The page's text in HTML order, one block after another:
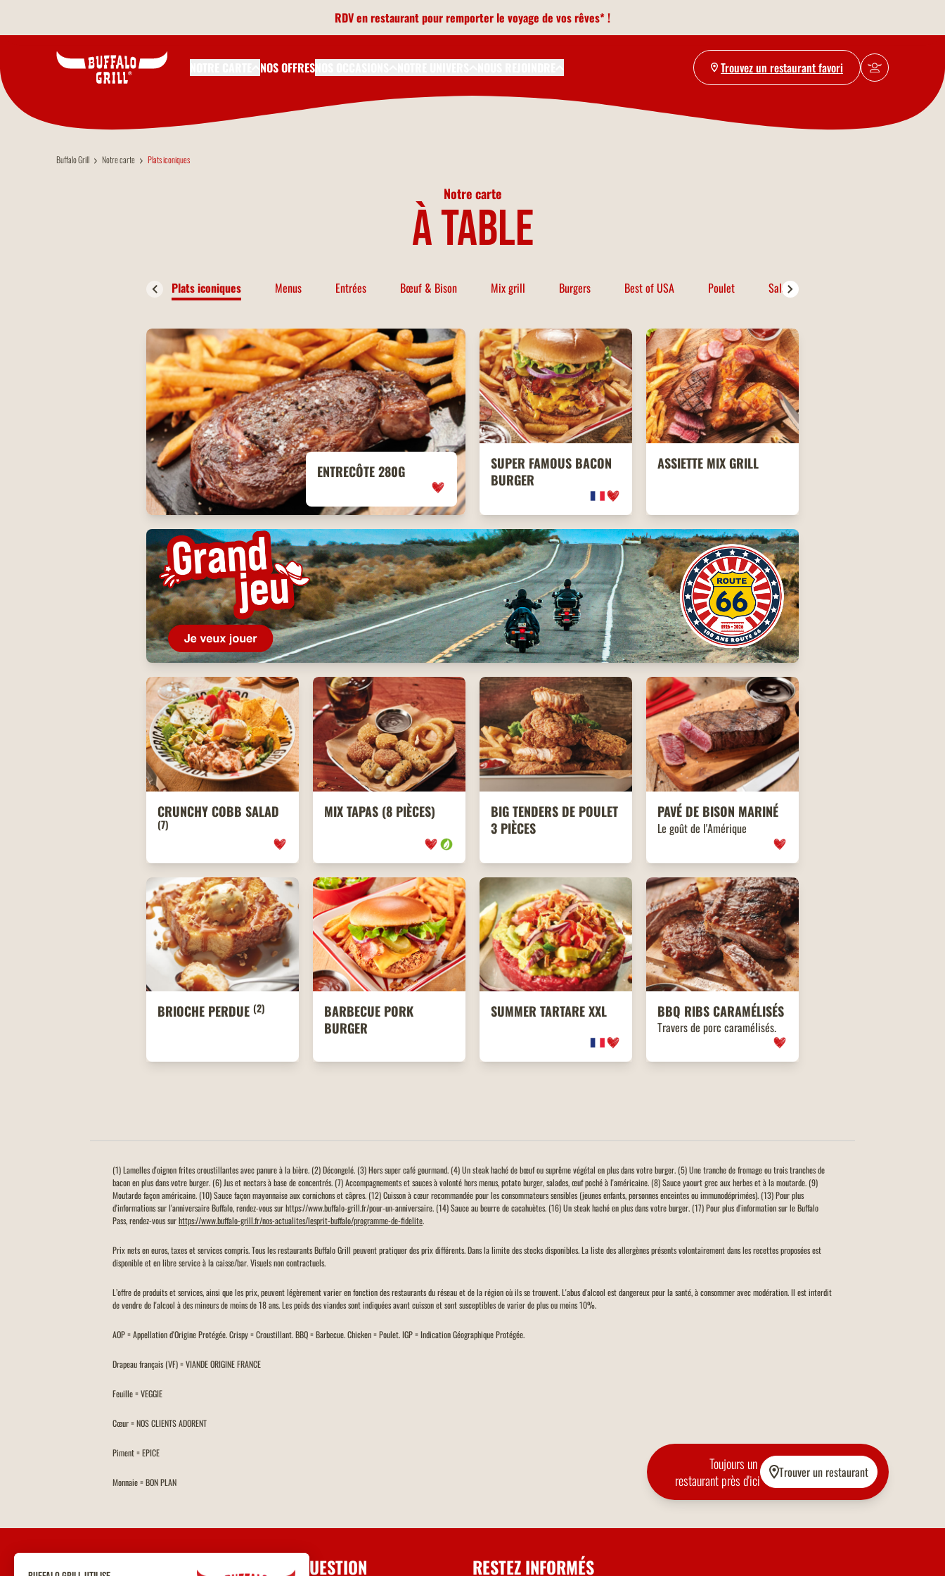
RDV en restaurant pour remporter le voyage de vos rêves* !
NOS OFFRES Trouvez un restaurant favori
Buffalo Grill Notre carte Plats iconiques
Notre carte
à table
Plats iconiques Menus Entrées Bœuf & Bison Mix grill Burgers Best of USA Poulet Salades
ENTRECÔTE 280G
SUPER FAMOUS BACON
BURGER
ASSIETTE MIX GRILL
CRUNCHY COBB SALAD
(7)
MIX TAPAS (8 PIÈCES)
BIG TENDERS DE POULET
3 PIÈCES
PAVÉ DE BISON MARINÉ
Le goût de l'Amérique
BRIOCHE PERDUE (2)
BARBECUE PORK
BURGER
SUMMER TARTARE XXL BBQ RIBSCARAMÉLISÉS
Travers de porc caramélisés.
(1) Lamelles d'oignon frites croustillantes avec panure à la bière. (2) Décongelé. (3) Hors super café gourmand. (4) Un steak haché de bœuf ou suprême végétal en plus dans votre burger. (5) Une tranche de fromage ou trois tranches de
bacon en plus dans votre burger. (6) Jus et nectars à base de concentrés. (7) Accompagnements et sauces à volonté hors menus, potato burger, salades, œuf poché à l'américaine. (8) Sauce yaourt grec aux herbes et à la moutarde. (9)
Moutarde façon américaine. (10) Sauce façon mayonnaise aux cornichons et câpres. (12) Cuisson à cœur recommandée pour les consommateurs sensibles (jeunes enfants, personnes enceintes ou immunodéprimées). (13) Pour plus
d'informations sur l'anniversaire Buffalo, rendez-vous sur https://www.buffalo-grill.fr/pour-un-anniversaire. (14) Sauce au beurre de cacahuètes. (16) Un steak haché en plus dans votre burger. (17) Pour plus d'information sur le Buffalo
Pass, rendez-vous surhttps://www.buffalo-grill.fr/nos-actualites/lesprit-buffalo/programme-de-fidelite.
Prix nets en euros, taxes et services compris. Tous les restaurants Buffalo Grill peuvent pratiquer des prix différents. Dans la limite des stocks disponibles. La liste des allergènes présents volontairement dans les recettes proposées est
disponible et en libre service à la caisse/bar. Visuels non contractuels.
L’offre de produits et services, ainsi que les prix, peuvent légèrement varier en fonction des restaurants du réseau et de la région où ils se trouvent. L'abus d'alcool est dangereux pour la santé, à consommer avec modération. Il est interdit
de vendre de l'alcool à des mineurs de moins de 18 ans. Les poids des viandes sont indiquées avant cuisson et sont susceptibles de varier de plus ou moins 10%.
AOP = Appellation d'Origine Protégée. Crispy = Croustillant. BBQ = Barbecue. Chicken = Poulet. IGP = Indication Géographique Protégée.
Drapeau français (VF) = VIANDE ORIGINE FRANCE
Feuille = VEGGIE
Cœur = NOS CLIENTS ADORENT
Piment = EPICE
Monnaie = BON PLAN
Toujours un
restaurant près d'ici
Trouver un restaurant
UNE QUESTION RESTEZ INFORMÉS